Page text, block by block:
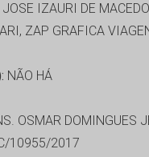
JOSE IZAURI DE
ZAP GRAFICA
NÃO HÁ
OSMAR DOMINGUES
10955/2017